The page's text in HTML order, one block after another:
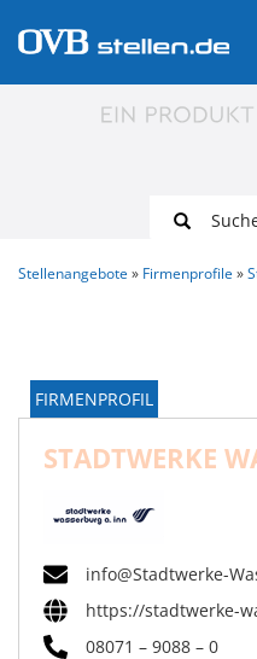
Stellenangebote Firmenprofile
FIRMENPROFIL
STADTWERKE
info@Stadtwerke-
https://stadtwerke-
08071 – 9088 – 0